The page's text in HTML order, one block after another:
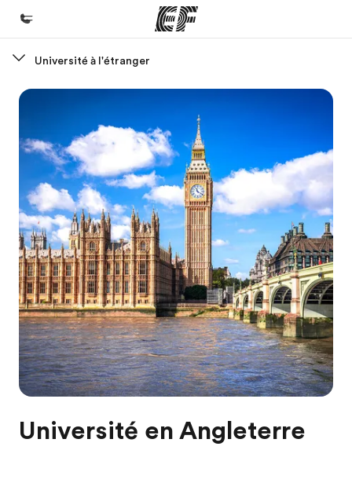
Bienvenue chez EF
Programmes
Nos offres
Bureaux
Trouver un bureau
A propos de nous
Qui sommes-nous ?
EF recrute
Rejoignez nos équipes
Université à l'étranger
Université en Angleterre